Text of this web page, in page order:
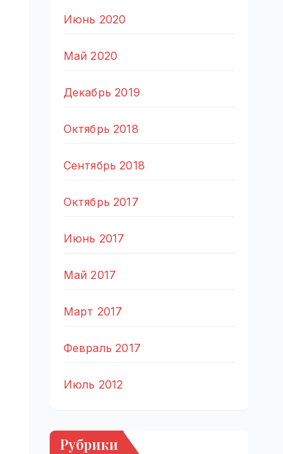
Июнь 2020
Май 2020
Декабрь 2019
Октябрь 2018
Сентябрь 2018
Октябрь 2017
Июнь 2017
Май 2017
Март 2017
Февраль 2017
Июль 2012
Рубрики